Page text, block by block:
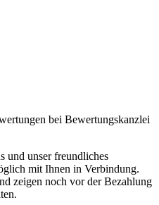
bei Bewertungskanzlei
und unser freundliches
mit Ihnen in Verbindung.
zeigen noch vor der Bezahlung